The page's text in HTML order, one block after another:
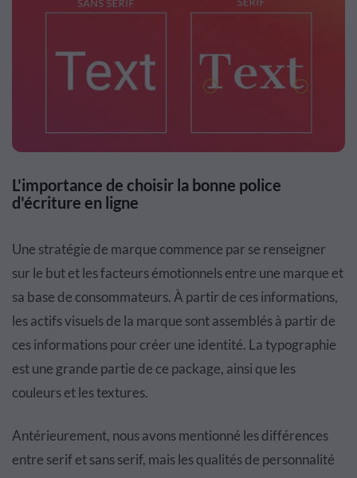
L'importance de choisir la bonne police
d'écriture en ligne
Une stratégie de marque commence par se renseigner
sur le but et les facteurs émotionnels entre une marque et
sa base de consommateurs. À partir de ces informations,
les actifs visuels de la marque sont assemblés à partir de
ces informations pour créer une identité. La typographie
est une grande partie de ce package, ainsi que les
couleurs et les textures.
Antérieurement, nous avons mentionné les différences
entre serif et sans serif, mais les qualités de personnalité